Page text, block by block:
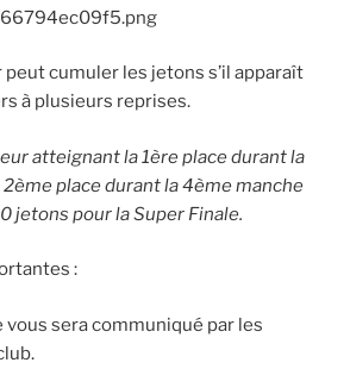
peut cumuler les jetons s’il apparaît
à plusieurs reprises.
atteignant la 1ère place durant la
place durant la 4ème manche
jetons pour la Super Finale.
:
vous sera communiqué par les